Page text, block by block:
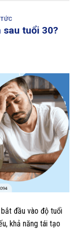
sau tuổi 30?
đầu vào độ tuổi
khả năng tái tạo